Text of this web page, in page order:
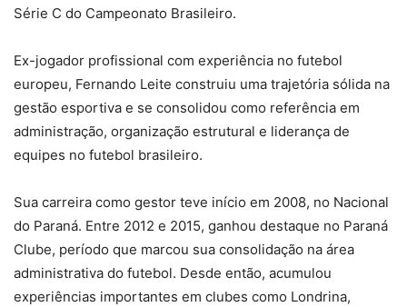
Série C do Campeonato Brasileiro.
Ex-jogador profissional com experiência no futebol
europeu, Fernando Leite construiu uma trajetória sólida na
gestão esportiva e se consolidou como referência em
administração, organização estrutural e liderança de
equipes no futebol brasileiro.
Sua carreira como gestor teve início em 2008, no Nacional
do Paraná. Entre 2012 e 2015, ganhou destaque no Paraná
Clube, período que marcou sua consolidação na área
administrativa do futebol. Desde então, acumulou
experiências importantes em clubes como Londrina,